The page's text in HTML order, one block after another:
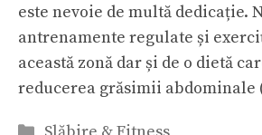
este nevoie de multă dedicație.
antrenamente regulate și
această zonă dar și de o dietă
reducerea grăsimii abdominale
Categorii